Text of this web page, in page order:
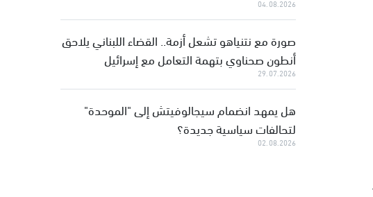
04.08.2026
صورة مع نتنياهو تشعل أزمة.. القضاء اللبناني يلاحق
أنطون صحناوي بتهمة التعامل مع إسرائيل
29.07.2026
هل يمهد انضمام سيجالوفيتش إلى "الموحدة"
لتحالفات سياسية جديدة؟
02.08.2026